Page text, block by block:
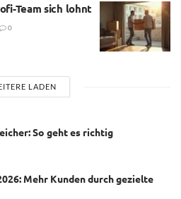
Team sich lohnt
0
LADEN
So geht es richtig
Mehr Kunden durch gezielte